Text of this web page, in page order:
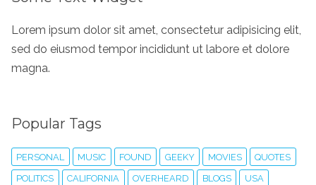
Lorem ipsum dolor sit amet, consectetur adipisicing elit,
sed do eiusmod tempor incididunt ut labore et dolore
magna.
Popular Tags
PERSONAL MUSIC FOUND GEEKY MOVIES QUOTES
POLITICS CALIFORNIA OVERHEARD BLOGS USA